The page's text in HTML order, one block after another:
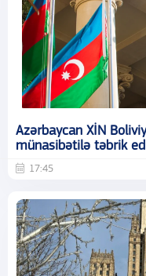
Azərbaycan XİN
münasibətilə təbrik
17:45